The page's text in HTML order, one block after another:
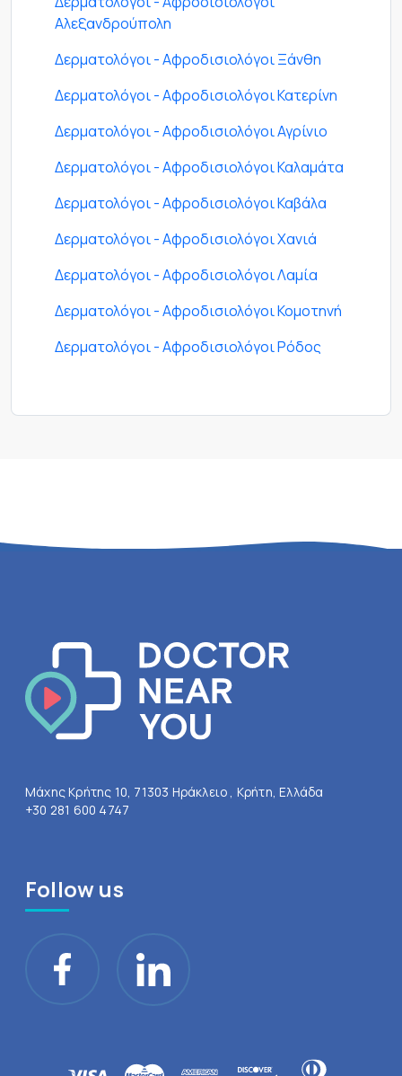
Αλεξανδρούπολη
Δερματολόγοι - Αφροδισιολόγοι Ξάνθη
Δερματολόγοι - Αφροδισιολόγοι Κατερίνη
Δερματολόγοι - Αφροδισιολόγοι Αγρίνιο
Δερματολόγοι - Αφροδισιολόγοι Καλαμάτα
Δερματολόγοι - Αφροδισιολόγοι Καβάλα
Δερματολόγοι - Αφροδισιολόγοι Χανιά
Δερματολόγοι - Αφροδισιολόγοι Λαμία
Δερματολόγοι - Αφροδισιολόγοι Κομοτηνή
Δερματολόγοι - Αφροδισιολόγοι Ρόδος
Μάχης Κρήτης 10, 71303 Ηράκλειο , Κρήτη, Ελλάδα
+30 281 600 4747
Follow us